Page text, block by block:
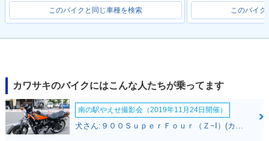
1989年 ZEPHYR・
このバイクと同じ車種を検索 このバイク
カワサキのバイクにはこんな人たちが乗ってます
南の駅やえせ撮影会（2019年11月24日開催）